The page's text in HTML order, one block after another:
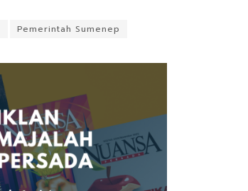
Pemerintah Sumenep